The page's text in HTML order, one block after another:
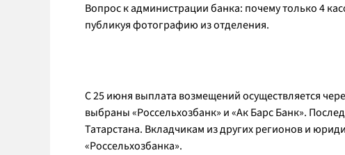
Вопрос к администрации банка: почему только 4
публикуя фотографию из отделения.
С 25 июня выплата возмещений осуществляется
выбраны «Россельхозбанк» и «Ак Барс Банк».
Татарстана. Вкладчикам из других регионов и
«Россельхозбанка».